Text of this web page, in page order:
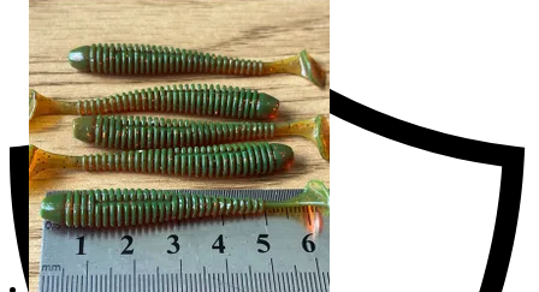
Ersättning om du inte får din vara